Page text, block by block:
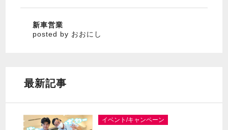
新車営業
posted by おおにし
最新記事
イベント/キャンペーン